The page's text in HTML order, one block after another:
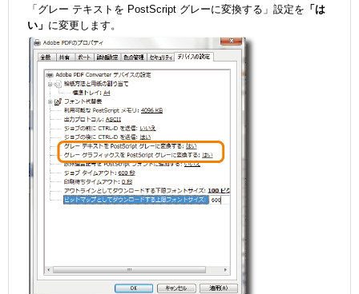
「グレー テキストを PostScript グレーに変換する」設定を 「は
い」 に変更します。